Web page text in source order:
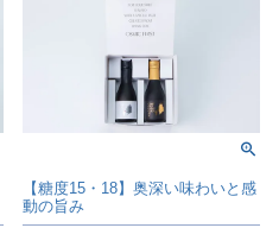
【糖度15・18】奥深い味わいと感
動の旨み